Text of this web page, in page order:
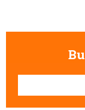
Esto es un